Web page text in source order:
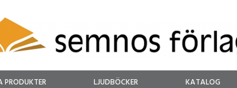
PRODUKTER LJUDBÖCKER KATALOG